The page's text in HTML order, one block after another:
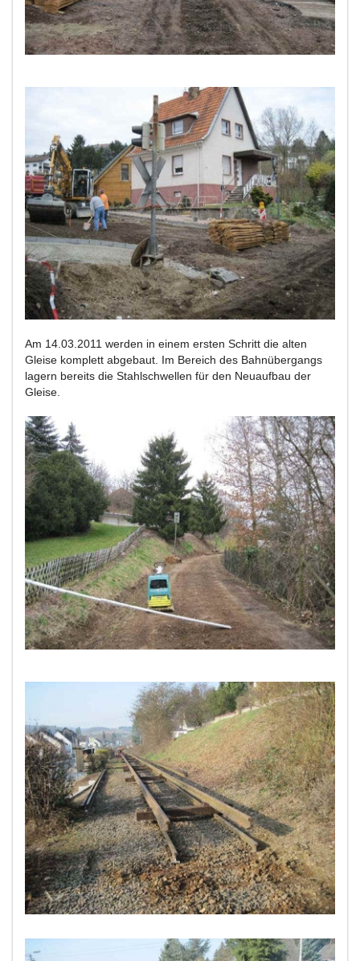
Am 14.03.2011 werden in einem ersten Schritt die alten
Gleise komplett abgebaut. Im Bereich des Bahnübergangs
lagern bereits die Stahlschwellen für den Neuaufbau der
Gleise.